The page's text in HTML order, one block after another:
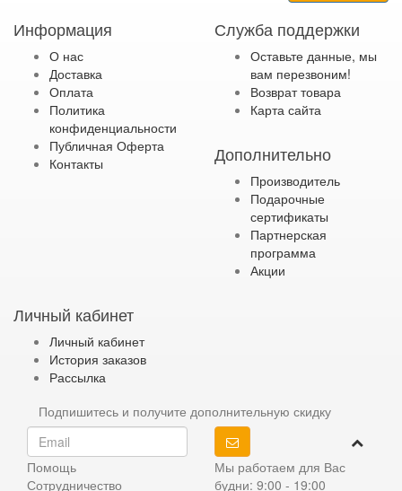
Информация
О нас
Доставка
Оплата
Политика
конфиденциальности
Публичная Оферта
Контакты
Служба поддержки
Оставьте данные, мы
вам перезвоним!
Возврат товара
Карта сайта
Дополнительно
Производитель
Подарочные
сертификаты
Партнерская
программа
Акции
Личный кабинет
Личный кабинет
История заказов
Рассылка
Подпишитесь и получите дополнительную скидку
Помощь
Сотрудничество
Мы работаем для Вас
будни: 9:00 - 19:00